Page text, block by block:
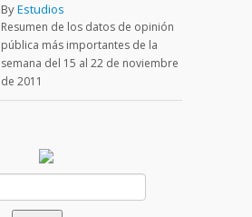
ByEstudios
Resumen de los datos de opinión
pública más importantes de la
semana del 15 al 22 de noviembre
de 2011